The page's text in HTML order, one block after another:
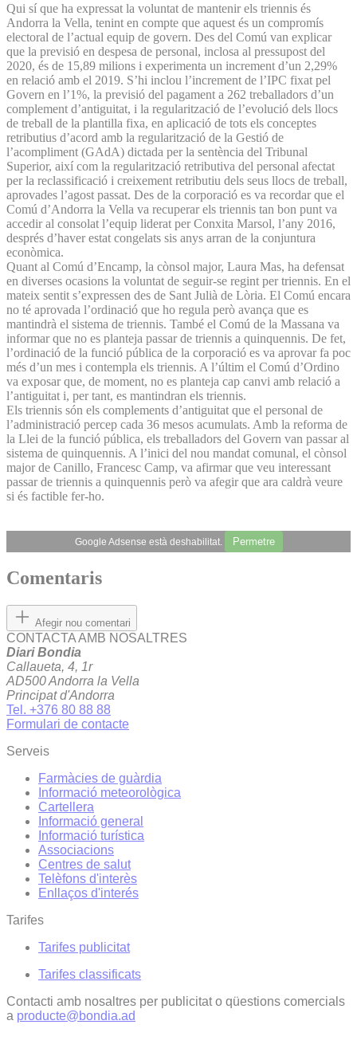
Qui sí que ha expressat la voluntat de mantenir els triennis és
Andorra la Vella, tenint en compte que aquest és un compromís
electoral de l’actual equip de govern. Des del Comú van explicar
que la previsió en despesa de personal, inclosa al pressupost del
2020, és de 15,89 milions i experimenta un increment d’un 2,29%
en relació amb el 2019. S’hi inclou l’increment de l’IPC fixat pel
Govern en l’1%, la previsió del pagament a 262 treballadors d’un
complement d’antiguitat, i la regularització de l’evolució dels llocs
de treball de la plantilla fixa, en aplicació de tots els conceptes
retributius d’acord amb la regularització de la Gestió de
l’acompliment (GAdA) dictada per la sentència del Tribunal
Superior, així com la regularització retributiva del personal afectat
per la reclassificació i creixement retributiu dels seus llocs de treball,
aprovades l’agost passat. Des de la corporació es va recordar que el
Comú d’Andorra la Vella va recuperar els triennis tan bon punt va
accedir al consolat l’equip liderat per Conxita Marsol, l’any 2016,
després d’haver estat congelats sis anys arran de la conjuntura
econòmica.
Quant al Comú d’Encamp, la cònsol major, Laura Mas, ha defensat
en diverses ocasions la voluntat de seguir-se regint per triennis. En el
mateix sentit s’expressen des de Sant Julià de Lòria. El Comú encara
no té aprovada l’ordinació que ho regula però avança que es
mantindrà el sistema de triennis. També el Comú de la Massana va
informar que no es planteja passar de triennis a quinquennis. De fet,
l’ordinació de la funció pública de la corporació es va aprovar fa poc
més d’un mes i contempla els triennis. A l’últim el Comú d’Ordino
va exposar que, de moment, no es planteja cap canvi amb relació a
l’antiguitat i, per tant, es mantindran els triennis.
Els triennis són els complements d’antiguitat que el personal de
l’administració percep cada 36 mesos acumulats. Amb la reforma de
la Llei de la funció pública, els treballadors del Govern van passar al
sistema de quinquennis. A l’inici del nou mandat comunal, el cònsol
major de Canillo, Francesc Camp, va afirmar que veu interessant
passar de triennis a quinquennis però va afegir que ara caldrà veure
si és factible fer-ho.
Google Adsense està deshabilitat. Permetre
Comentaris
Afegir nou comentari
CONTACTA AMB NOSALTRES
Diari Bondia
Callaueta, 4, 1r
AD500 Andorra la Vella
Principat d'Andorra
Tel. +376 80 88 88
Formulari de contacte
Serveis
Farmàcies de guàrdia
Informació meteorològica
Cartellera
Informació general
Informació turística
Associacions
Centres de salut
Telèfons d'interès
Enllaços d'interés
Tarifes
Tarifes publicitat
Tarifes classificats
Contacti amb nosaltres per publicitat o qüestions comercials
a producte@bondia.ad